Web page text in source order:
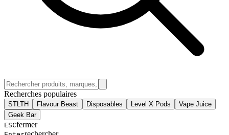
Recherches populaires
STLTH Flavour Beast Disposables Level X Pods
Vape Juice
Geek Bar
ESCfermer